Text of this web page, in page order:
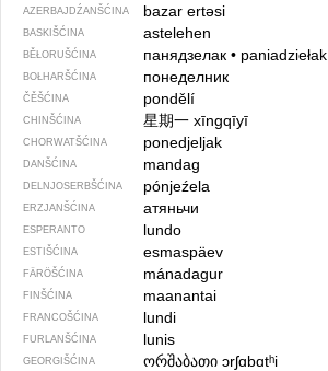
AZERBAJDŹANŠĆINA bazar ertəsi
BASKIŠĆINA astelehen
BĚŁORUŠĆINA панядзелак• paniadziełak
BOŁHARŠĆINA понеделник
ČĚŠĆINA pondělí
CHINŠĆINA 星期一xīngqīyī
CHORWATŠĆINA ponedjeljak
DANŠĆINA mandag
DELNJOSERBŠĆINA pónjeźela
ERZJANŠĆINA атяньчи
ESPERANTO lundo
ESTIŠĆINA esmaspäev
FÄRÖŠĆINA mánadagur
FINŠĆINA maanantai
FRANCOŠĆINA lundi
FURLANŠĆINA lunis
GEORGIŠĆINA ორშაბათიɔrʃɑbɑtʰi